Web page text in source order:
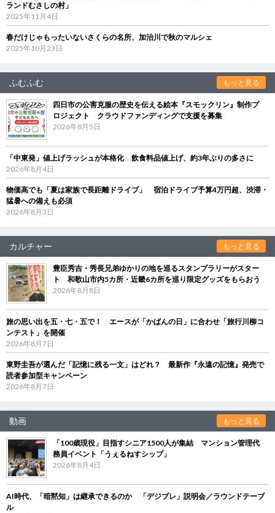
ランドむさしの村」
2025年11月4日
春だけじゃもったいないさくらの名所、加治川で秋のマルシェ
2025年10月23日
ふむふむ もっと見る
四日市の公害克服の歴史を伝える絵本『スモックリン』制作プ
ロジェクト クラウドファンディングで支援を募集
2026年8月5日
「中東発」値上げラッシュが本格化 飲食料品値上げ、約3年ぶりの多さに
2026年8月4日
物価高でも「夏は家族で長距離ドライブ」 宿泊ドライブ予算4万円超、渋滞・
猛暑への備えも必須
2026年8月3日
カルチャー もっと見る
豊臣秀吉・秀長兄弟ゆかりの地を巡るスタンプラリーがスター
ト 和歌山市内5カ所・近畿6カ所を巡り限定グッズをもらおう
2026年8月8日
旅の思い出を五・七・五で！ エースが「かばんの日」に合わせ「旅行川柳コ
ンテスト」を開催
2026年8月7日
東野圭吾が選んだ「記憶に残る一文」はどれ？ 最新作『永遠の記憶』発売で
読者参加型キャンペーン
2026年8月7日
動画 もっと見る
「100歳現役」目指すシニア1500人が集結 マンション管理代
務員イベント「うぇるねすシップ」
2026年8月4日
AI時代、「暗黙知」は継承できるのか 「デジブレ」説明会／ラウンドテーブ
ル